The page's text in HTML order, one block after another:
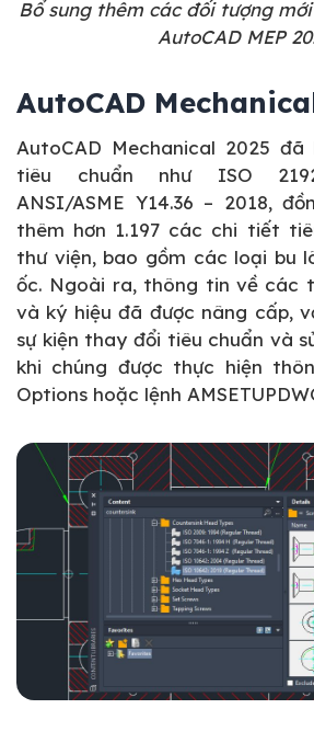
Bổ sung thêm các đối tượng
AutoCAD MEP
AutoCAD
AutoCAD Mechanical 2025
tiêu chuẩn như ISO
ANSI/ASME Y14.36 – 2018,
thêm hơn 1.197 các chi tiết
thư viện, bao gồm các loại bu
ốc. Ngoài ra, thông tin về các
và ký hiệu đã được nâng cấp,
sự kiện thay đổi tiêu chuẩn và
khi chúng được thực hiện
Options hoặc lệnh